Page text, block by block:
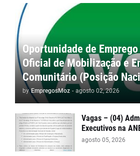
Oportunidade de
Oficial de Mobilização e
Comunitário (Posição
by EmpregosMoz - agosto 02, 2026
Vagas – (04)
Executivos na
agosto 05, 2026